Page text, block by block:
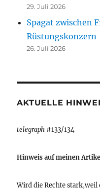
29. Juli 2026
Spagat zwischen
Rüstungskonzern
26. Juli 2026
AKTUELLE
telegraph #133/134
Hinweis auf meinen
Wird die Rechte